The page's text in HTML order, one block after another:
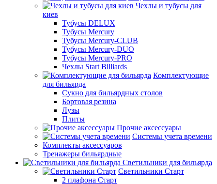
Чехлы и тубусы для
киев
Тубусы DELUX
Тубусы Mercury
Тубусы Mercury-CLUB
Тубусы Mercury-DUO
Тубусы Mercury-PRO
Чехлы Start Billiards
Комплектующие
для бильярда
Сукно для бильярдных столов
Бортовая резина
Лузы
Плиты
Прочие аксессуары
Системы учета времени
Комплекты аксессуаров
Тренажеры бильярдные
Светильники для бильярда
Светильники Старт
2 плафона Старт